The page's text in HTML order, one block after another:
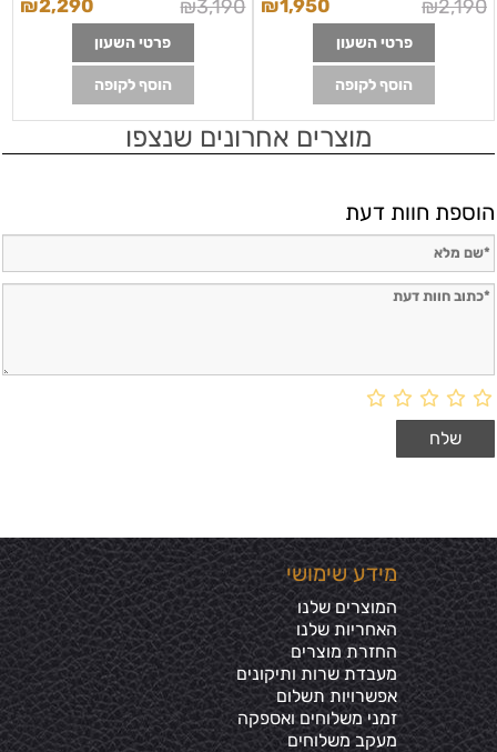
₪2,190
₪1,950
פרטי השעון
הוסף לקופה
₪3,190
₪2,290
פרטי השעון
הוסף לקופה
מוצרים אחרונים שנצפו
הוספת חוות דעת
מידע שימושי
המוצרים שלנו
האחריות שלנו
החזרת מוצרים
מעבדת שרות ותיקונים
אפשרויות תשלום
זמני משלוחים ואספקה
מעקב משלוחים